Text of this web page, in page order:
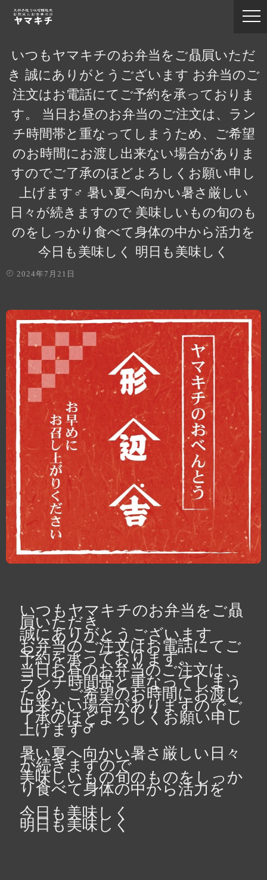
いつもヤマキチのお弁当をご贔屓いただ
き 誠にありがとうございます お弁当のご
注文はお電話にてご予約を承っておりま
す。 当日お昼のお弁当のご注文は、ラン
チ時間帯と重なってしまうため、ご希望
のお時間にお渡し出来ない場合がありま
すのでご了承のほどよろしくお願い申し
上げます‍♂️ 暑い夏へ向かい暑さ厳しい
日々が続きますので 美味しいもの旬のも
のをしっかり食べて身体の中から活力を
今日も美味しく 明日も美味しく
2024年7月21日
いつもヤマキチのお弁当をご贔
屓いただき
誠にありがとうございます
お弁当のご注文はお電話にてご
予約を承っております。
当日お昼のお弁当のご注文は、
ランチ時間帯と重なってしまう
ため、ご希望のお時間にお渡し
出来ない場合がありますのでご
了承のほどよろしくお願い申し
上げます‍♂️
暑い夏へ向かい暑さ厳しい日々
が続きますので
美味しいもの旬のものをしっか
り食べて身体の中から活力を
今日も美味しく